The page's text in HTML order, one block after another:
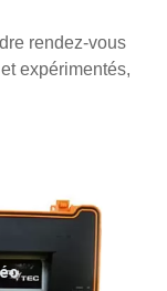
rendez-vous
expérimentés,